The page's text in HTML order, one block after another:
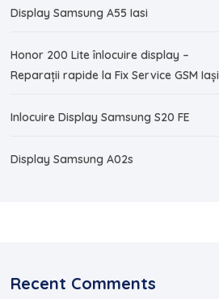
Display Samsung A55 Iasi
Honor 200 Lite înlocuire display –
Reparații rapide la Fix Service GSM Iași
Inlocuire Display Samsung S20 FE
Display Samsung A02s
Recent Comments